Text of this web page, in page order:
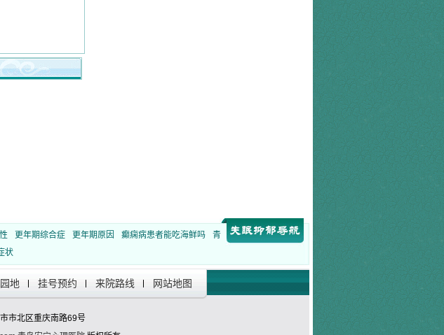
更年期综合症 更年期原因 癫痫病患者能吃海鲜吗
青
状
地 挂号预约 来院路线 网站地图
市北区重庆南路69号